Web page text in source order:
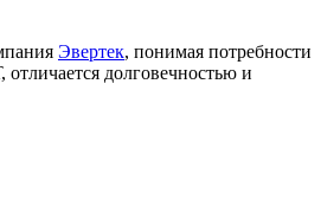
Эвертек, понимая потребности
долговечностью и